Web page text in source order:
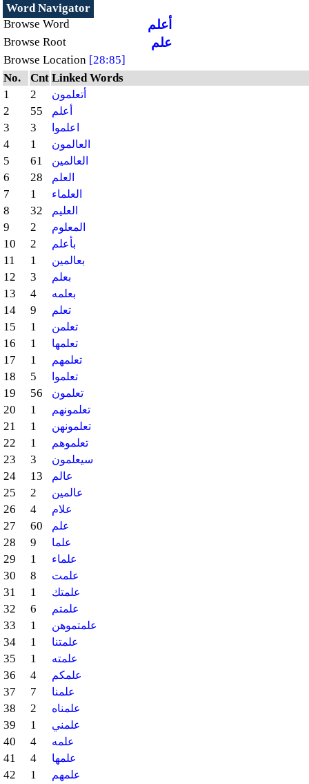
Word Navigator
Browse Word
أعلم
Browse Root علم
Browse Location [28:85]
No.
Cnt Linked Words
1
2 أتعلمون
2 55 أعلم
3 3 اعلموا
4 1 العالمون
5 61 العالمين
6 28 العلم
7 1 العلماء
8 32 العليم
9 2 المعلوم
10 2 بأعلم
11 1 بعالمين
12 3 بعلم
13 4 بعلمه
14 9 تعلم
15 1 تعلمن
16 1 تعلمها
17 1 تعلمهم
18 5 تعلموا
19 56 تعلمون
20 1 تعلمونهم
21 1 تعلمونهن
22 1 تعلموهم
23 3 سيعلمون
24 13 عالم
25 2 عالمين
26 4 علام
27 60 علم
28 9 علما
29 1 علماء
30 8 علمت
31 1 علمتك
32 6 علمتم
33 1 علمتموهن
34 1 علمتنا
35 1 علمته
36 4 علمكم
37 7 علمنا
38 2 علمناه
39 1 علمني
40 4 علمه
41 4 علمها
42 1 علمهم